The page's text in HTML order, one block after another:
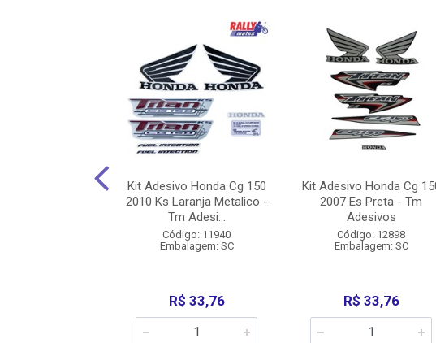
Kit Adesivo Honda Cg 150
2010 Ks Laranja Metalico -
Tm Adesi...
Código: 11940
Embalagem: SC
R$ 33,76
Kit Adesivo Honda Cg
2007 Es Preta - Tm
Adesivos
Código: 12898
Embalagem: SC
R$ 33,76